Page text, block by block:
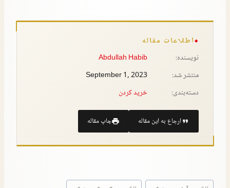
اطلاعات مقاله
نویسنده:
Abdullah Habib
منتشر شد:
September 1, 2023
دسته‌بندی:
خريد كردن
ارجاع به این مقاله چاپ مقاله